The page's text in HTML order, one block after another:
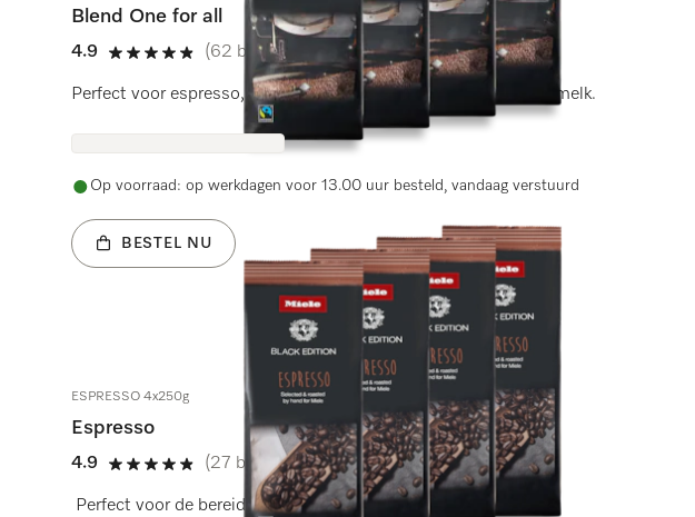
Blend One for all
4.9
4.9 sterren op 5
(62 beoordelingen)
Perfect voor espresso, Café Crema en koffiespecialiteiten met melk.
Op voorraad: op werkdagen voor 13.00 uur besteld, vandaag verstuurd
BESTEL NU
ESPRESSO 4x250g
Espresso
4.9
4.9 sterren op 5
(27 beoordelingen)
Perfect voor de bereiding van espresso.